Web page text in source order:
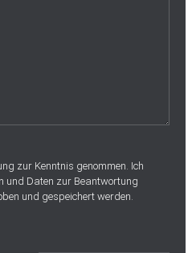
zur Kenntnis genommen. Ich
und Daten zur Beantwortung
und gespeichert werden.